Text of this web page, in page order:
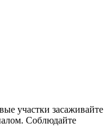
участки засаживайте
Соблюдайте